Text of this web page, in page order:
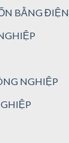
BẰNG ĐIỆN
NGHIỆP